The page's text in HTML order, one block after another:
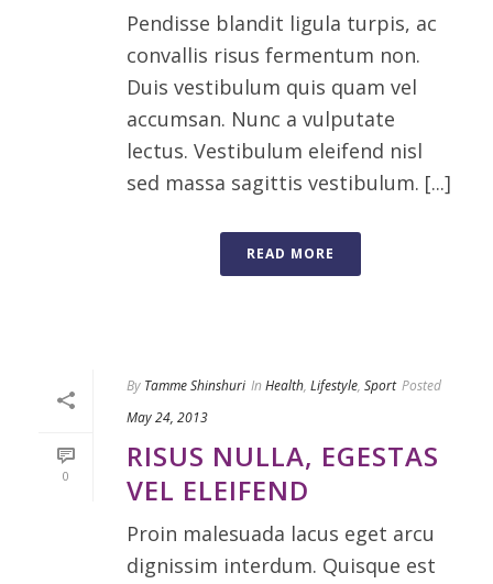
Pendisse blandit ligula turpis, ac
convallis risus fermentum non.
Duis vestibulum quis quam vel
accumsan. Nunc a vulputate
lectus. Vestibulum eleifend nisl
sed massa sagittis vestibulum. [...]
READ MORE
0
By Tamme Shinshuri In Health, Lifestyle, Sport Posted
May 24, 2013
RISUS NULLA, EGESTAS
VEL ELEIFEND
Proin malesuada lacus eget arcu
dignissim interdum. Quisque est